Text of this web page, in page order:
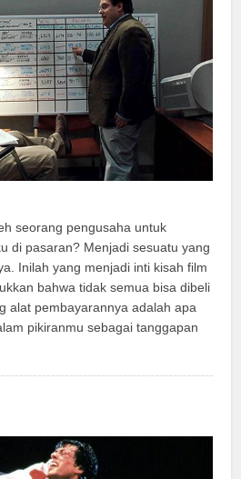
seorang pengusaha untuk
di pasaran? Menjadi sesuatu yang
Inilah yang menjadi inti kisah film
bahwa tidak semua bisa dibeli
alat pembayarannya adalah apa
pikiranmu sebagai tanggapan